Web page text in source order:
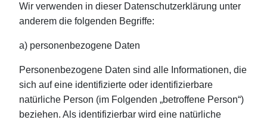
Wir verwenden in dieser Datenschutzerklärung unter
anderem die folgenden Begriffe:
a) personenbezogene Daten
Personenbezogene Daten sind alle Informationen, die
sich auf eine identifizierte oder identifizierbare
natürliche Person (im Folgenden „betroffene Person“)
beziehen. Als identifizierbar wird eine natürliche